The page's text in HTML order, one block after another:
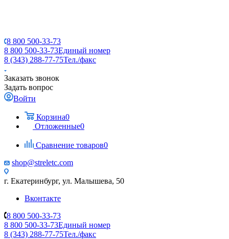
8 800 500-33-73
8 800 500-33-73Единый номер
8 (343) 288-77-75Тел./факс
Заказать звонок
Задать вопрос
Войти
Корзина0
Отложенные0
Сравнение товаров0
shop@streletc.com
г. Екатеринбург, ул. Малышева, 50
Вконтакте
8 800 500-33-73
8 800 500-33-73Единый номер
8 (343) 288-77-75Тел./факс